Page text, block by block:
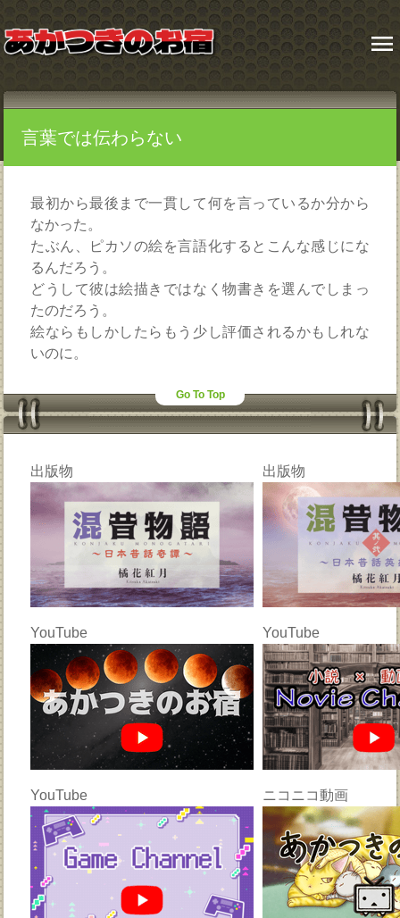
menu
言葉では伝わらない
最初から最後まで一貫して何を言っているか分から
なかった。
たぶん、ピカソの絵を言語化するとこんな感じにな
るんだろう。
どうして彼は絵描きではなく物書きを選んでしまっ
たのだろう。
絵ならもしかしたらもう少し評価されるかもしれな
いのに。
Go To Top
出版物 出版物
YouTube YouTube
YouTube ニコニコ動画